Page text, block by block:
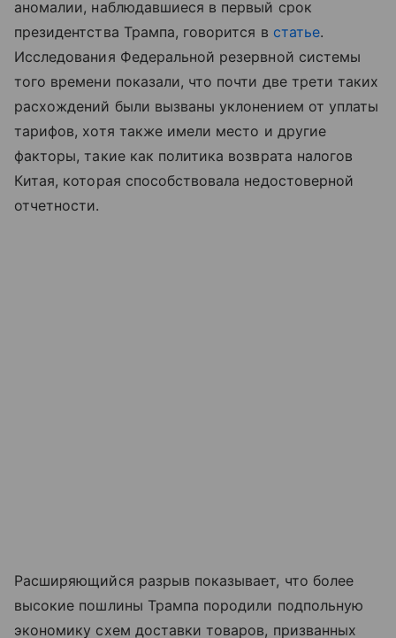
аномалии, наблюдавшиеся в первый срок
президентства Трампа, говорится в статье.
Исследования Федеральной резервной системы
того времени показали, что почти две трети таких
расхождений были вызваны уклонением от уплаты
тарифов, хотя также имели место и другие
факторы, такие как политика возврата налогов
Китая, которая способствовала недостоверной
отчетности.
Расширяющийся разрыв показывает, что более
высокие пошлины Трампа породили подпольную
экономику схем доставки товаров, призванных